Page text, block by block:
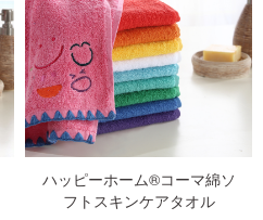
ハッピーホーム®コーマ綿ソ
フトスキンケアタオル